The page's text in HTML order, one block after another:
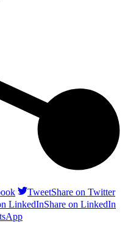
TweetShare on Twitter
LinkedInShare on LinkedIn